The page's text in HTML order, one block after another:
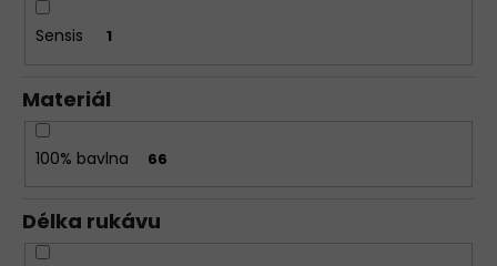
Sensis 1
Materiál
100% bavlna 66
Délka rukávu